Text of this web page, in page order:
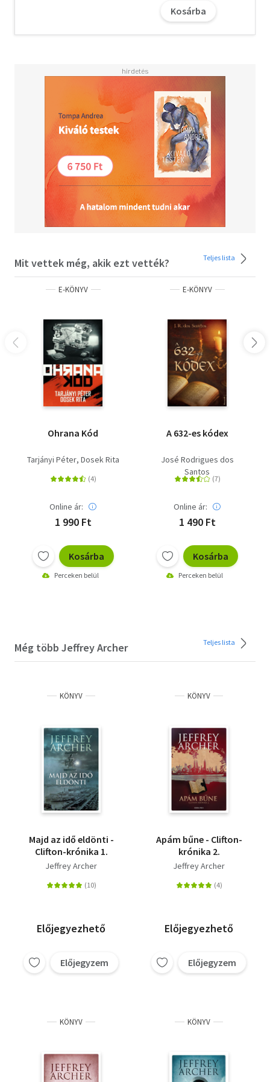
itttalálhat választ.
Kosárba
Mit vettek még, akik ezt vették? Teljes lista
E-KÖNYV
Ohrana Kód
Tarjányi Péter Dosek Rita
Online ár:
1 990 Ft
Kosárba
Perceken belül
E-KÖNYV
A 632-es kódex
José Rodrigues dos
Santos
Online ár:
1 490 Ft
Kosárba
Perceken belül
Még több Jeffrey Archer Teljes lista
KÖNYV
Majd az idő eldönti -
Clifton-krónika 1.
Jeffrey Archer
Előjegyezhető
Előjegyzem
KÖNYV
Apám bűne - Clifton-
krónika 2.
Jeffrey Archer
Előjegyezhető
Előjegyzem
KÖNYV KÖNYV